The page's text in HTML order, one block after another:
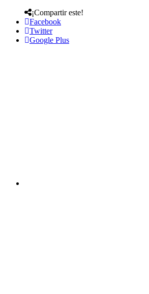
¡Compartir este!
Facebook
Twitter
Google Plus